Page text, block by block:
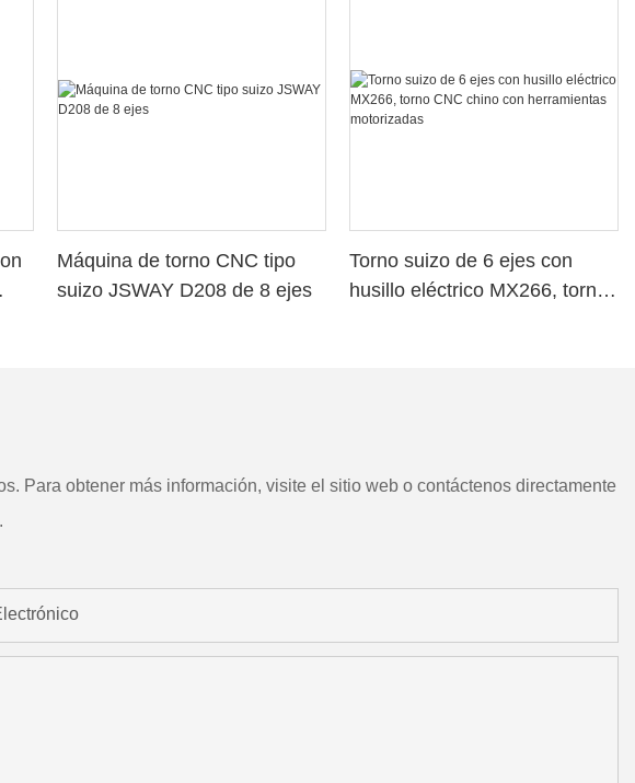
Máquina de torno CNC tipo
suizo JSWAY D208 de 8 ejes
Torno suizo de 6 ejes con
husillo eléctrico MX266, torno
Para obtener más información, visite el sitio web o contáctenos directamente